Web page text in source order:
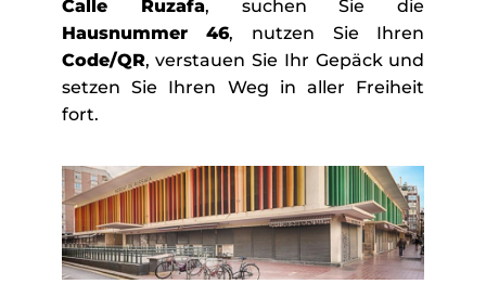
Calle Ruzafa, suchen Sie die
Hausnummer 46, nutzen Sie Ihren
Code/QR, verstauen Sie Ihr Gepäck und
setzen Sie Ihren Weg in aller Freiheit
fort.